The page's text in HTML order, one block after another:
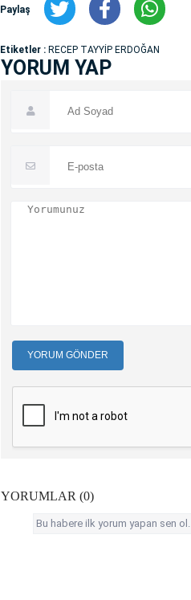
Paylaş
Etiketler : RECEP TAYYİP ERDOĞAN
YORUM YAP
YORUM GÖNDER
YORUMLAR (0)
Bu habere ilk yorum yapan sen ol.